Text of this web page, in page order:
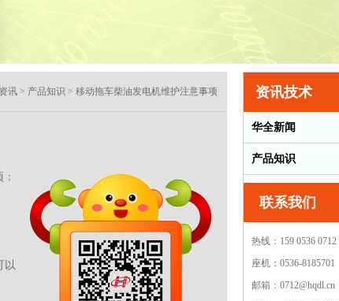
讯 > 产品知识 > 移动拖车柴油发电机维护注意事项
以
资讯技术
华全新闻
产品知识
联系我们
热线：159 0536 0712
座机：0536-8185701
邮箱：0712@hqdl.cn